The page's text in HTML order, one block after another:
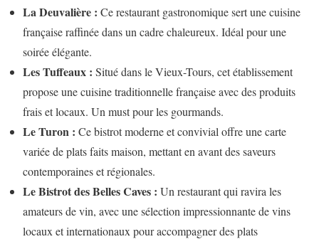
La Deuvalière : Ce restaurant gastronomique sert une cuisine
française raffinée dans un cadre chaleureux. Idéal pour une
soirée élégante.
Les Tuffeaux : Situé dans le Vieux-Tours, cet établissement
propose une cuisine traditionnelle française avec des produits
frais et locaux. Un must pour les gourmands.
Le Turon : Ce bistrot moderne et convivial offre une carte
variée de plats faits maison, mettant en avant des saveurs
contemporaines et régionales.
Le Bistrot des Belles Caves : Un restaurant qui ravira les
amateurs de vin, avec une sélection impressionnante de vins
locaux et internationaux pour accompagner des plats